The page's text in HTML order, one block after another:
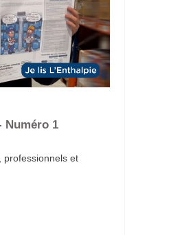
Numéro 1
professionnels et